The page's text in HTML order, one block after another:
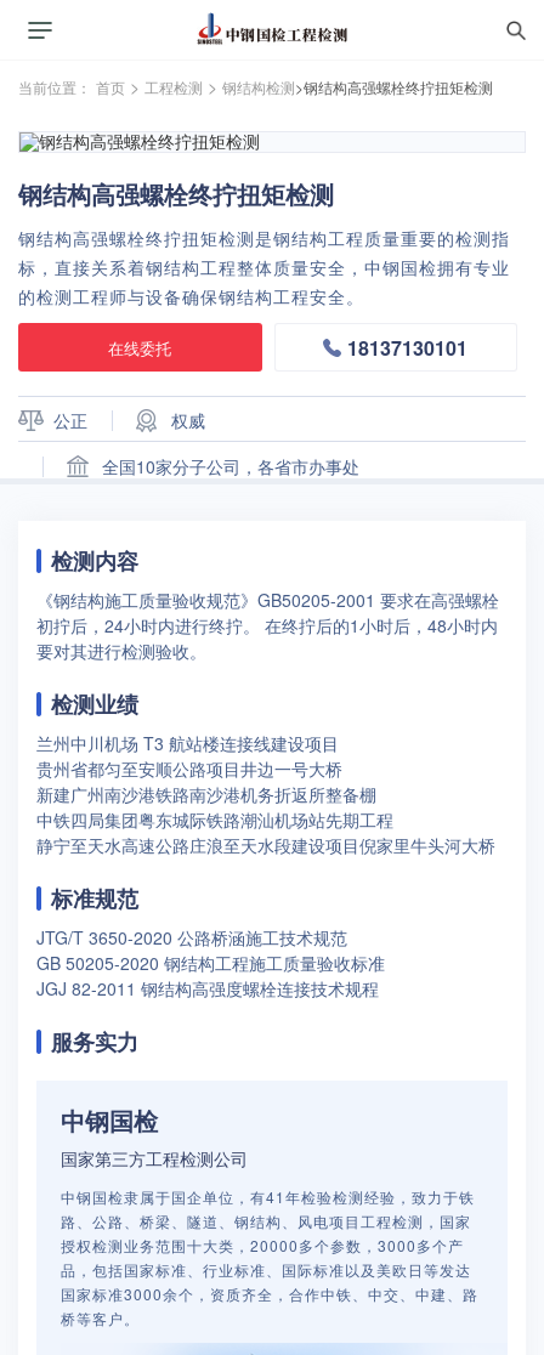
当前位置： 首页 > 工程检测 > 钢结构检测>钢结构高强螺栓终拧扭矩检测
钢结构高强螺栓终拧扭矩检测
钢结构高强螺栓终拧扭矩检测是钢结构工程质量重要的检测指
标，直接关系着钢结构工程整体质量安全，中钢国检拥有专业
的检测工程师与设备确保钢结构工程安全。
在线委托 18137130101
公正
权威
全国10家分子公司，各省市办事处
检测内容
《钢结构施工质量验收规范》GB50205-2001 要求在高强螺栓
初拧后，24小时内进行终拧。 在终拧后的1小时后，48小时内
要对其进行检测验收。
检测业绩
兰州中川机场 T3 航站楼连接线建设项目
贵州省都匀至安顺公路项目井边一号大桥
新建广州南沙港铁路南沙港机务折返所整备棚
中铁四局集团粤东城际铁路潮汕机场站先期工程
静宁至天水高速公路庄浪至天水段建设项目倪家里牛头河大桥
标准规范
JTG/T 3650-2020 公路桥涵施工技术规范
GB 50205-2020 钢结构工程施工质量验收标准
JGJ 82-2011 钢结构高强度螺栓连接技术规程
服务实力
中钢国检
国家第三方工程检测公司
中钢国检隶属于国企单位，有41年检验检测经验，致力于铁
路、公路、桥梁、隧道、钢结构、风电项目工程检测，国家
授权检测业务范围十大类，20000多个参数，3000多个产
品，包括国家标准、行业标准、国际标准以及美欧日等发达
国家标准3000余个，资质齐全，合作中铁、中交、中建、路
桥等客户。